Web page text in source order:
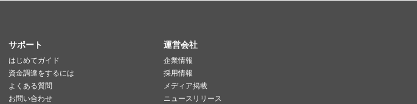
サポート
はじめてガイド
資金調達をするには
よくある質問
お問い合わせ
運営会社
企業情報
採用情報
メディア掲載
ニュースリリース